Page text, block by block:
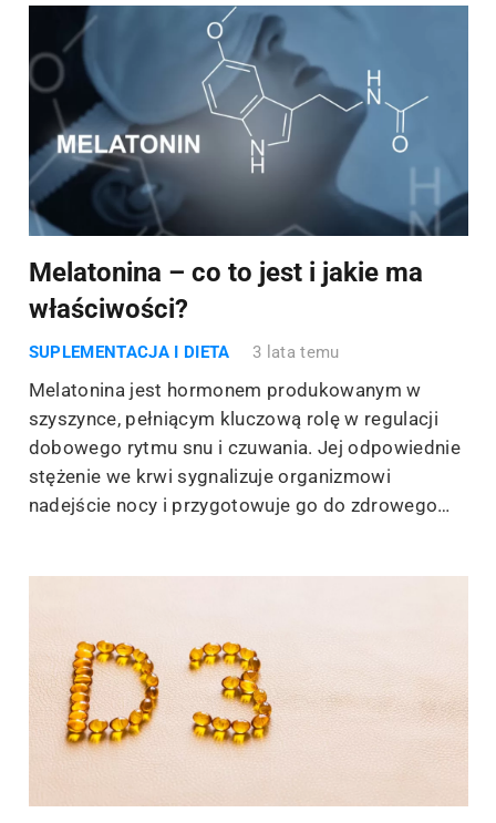
Melatonina – co to jest i jakie ma
właściwości?
SUPLEMENTACJA I DIETA 3 lata temu
Melatonina jest hormonem produkowanym w
szyszynce, pełniącym kluczową rolę w regulacji
dobowego rytmu snu i czuwania. Jej odpowiednie
stężenie we krwi sygnalizuje organizmowi
nadejście nocy i przygotowuje go do zdrowego…